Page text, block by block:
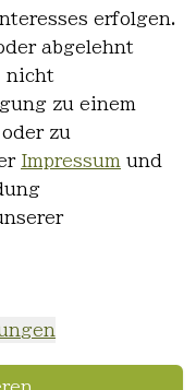
erfolgen.
abgelehnt
nicht
zu einem
zu
Impressum und